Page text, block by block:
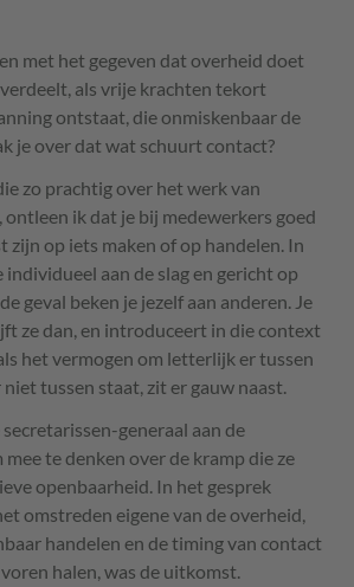
met het gegeven dat overheid doet
als vrije krachten tekort
ontstaat, die onmiskenbaar de
je over dat wat schuurt contact?
zo prachtig over het werk van
ontleen ik dat je bij medewerkers goed
zijn op iets maken of op handelen. In
individueel aan de slag en gericht op
geval beken je jezelf aan anderen. Je
ze dan, en introduceert in die context
het vermogen om letterlijk er tussen
tussen staat, zit er gauw naast.
generaal aan de
te denken over de kramp die ze
openbaarheid. In het gesprek
omstreden eigene van de overheid,
handelen en de timing van contact
halen, was de uitkomst.